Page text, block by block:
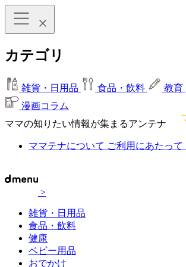
カテゴリ
雑貨・日用品 食品・飲料 教育
漫画コラム
ママの知りたい情報が集まるアンテナ
ママテナについて ご利用にあたって
>
雑貨・日用品
食品・飲料
健康
ベビー用品
おでかけ